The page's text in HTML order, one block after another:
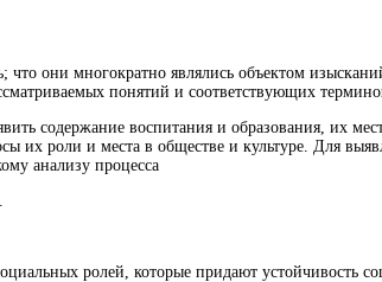
они многократно являлись объектом
понятий и соответствующих
содержание воспитания и образования, их
их роли и места в обществе и культуре. Для
анализу процесса
ролей, которые придают устойчивость